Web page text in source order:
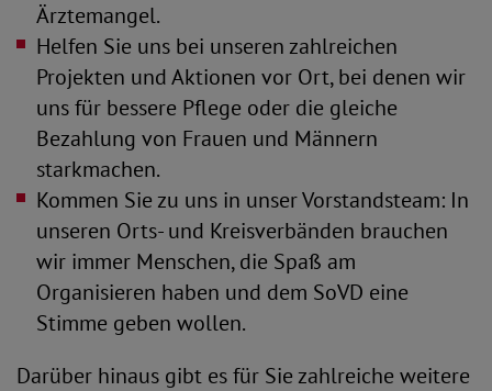
Ärztemangel.
Helfen Sie uns bei unseren zahlreichen
Projekten und Aktionen vor Ort, bei denen wir
uns für bessere Pflege oder die gleiche
Bezahlung von Frauen und Männern
starkmachen.
Kommen Sie zu uns in unser Vorstandsteam: In
unseren Orts- und Kreisverbänden brauchen
wir immer Menschen, die Spaß am
Organisieren haben und dem SoVD eine
Stimme geben wollen.
Darüber hinaus gibt es für Sie zahlreiche weitere